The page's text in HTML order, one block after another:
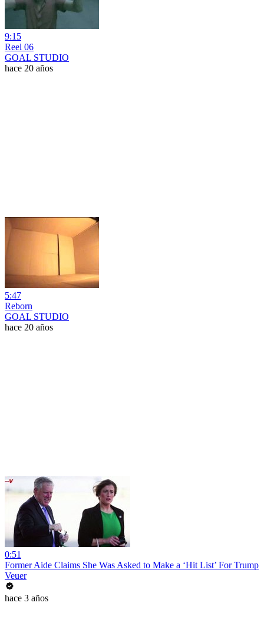
9:15
Reel 06
GOAL STUDIO
hace 20 años
5:47
Reborn
GOAL STUDIO
hace 20 años
0:51
Former Aide Claims She Was Asked to Make a ‘Hit List’ For Trump
Veuer
hace 3 años